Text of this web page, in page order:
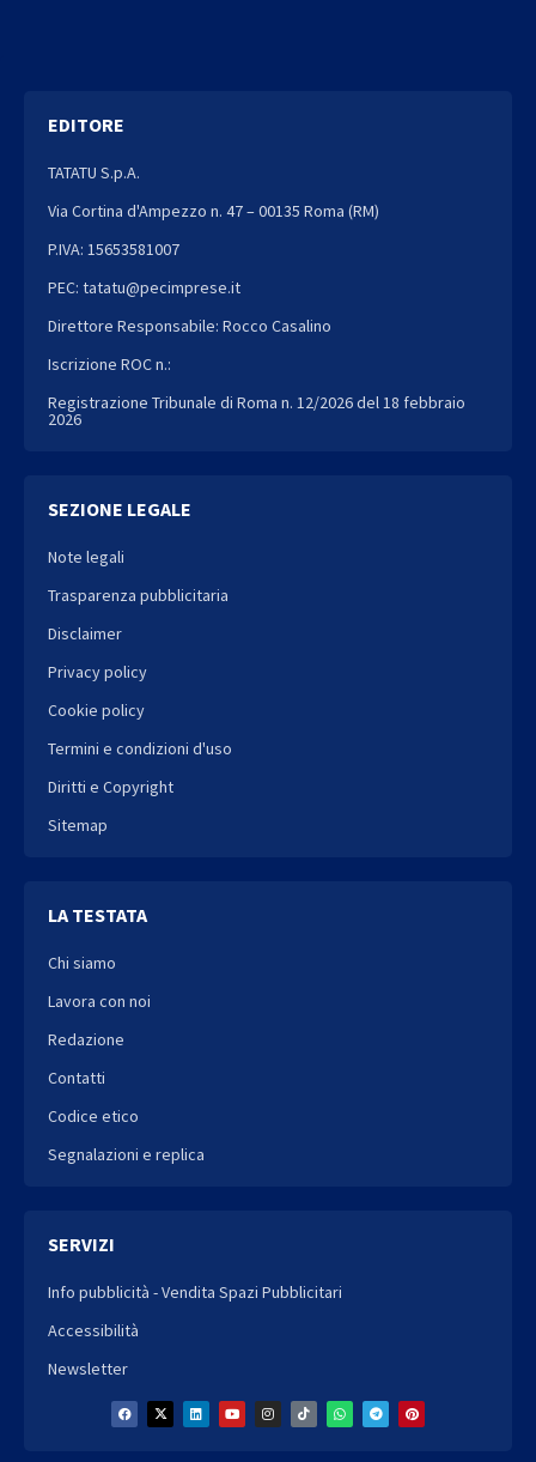
EDITORE
TATATU S.p.A.
Via Cortina d'Ampezzo n. 47 – 00135 Roma (RM)
P.IVA: 15653581007
PEC: tatatu@pecimprese.it
Direttore Responsabile: Rocco Casalino
Iscrizione ROC n.:
Registrazione Tribunale di Roma n. 12/2026 del 18 febbraio
2026
SEZIONE LEGALE
Note legali
Trasparenza pubblicitaria
Disclaimer
Privacy policy
Cookie policy
Termini e condizioni d'uso
Diritti e Copyright
Sitemap
LA TESTATA
Chi siamo
Lavora con noi
Redazione
Contatti
Codice etico
Segnalazioni e replica
SERVIZI
Info pubblicità - Vendita Spazi Pubblicitari
Accessibilità
Newsletter